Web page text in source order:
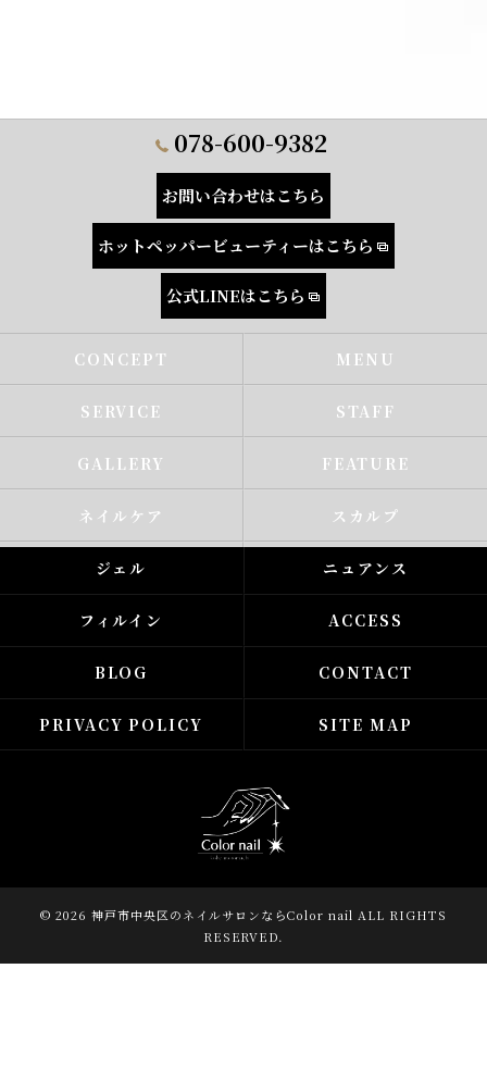
078-600-9382
お問い合わせはこちら
ホットペッパービューティーはこちら
公式LINEはこちら
CONCEPT MENU
SERVICE STAFF
GALLERY FEATURE
ネイルケア スカルプ
ジェル ニュアンス
フィルイン ACCESS
BLOG CONTACT
PRIVACY POLICY SITE MAP
© 2026 神戸市中央区のネイルサロンならColor nail ALL RIGHTS
RESERVED.